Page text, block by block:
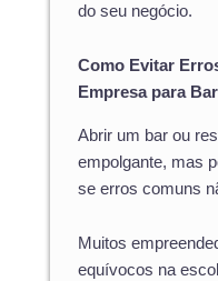
do seu negócio.
Como Evitar
Empresa para
Abrir um bar ou
empolgante, mas
se erros comuns
Muitos
equívocos na